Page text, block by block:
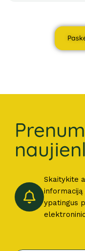
Skaitykite
informaciją
ypatingus